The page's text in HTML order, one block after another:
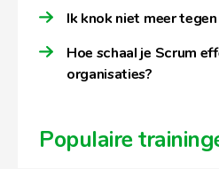
Ik knok niet meer
Hoe schaal je Scrum
organisaties?
Populaire